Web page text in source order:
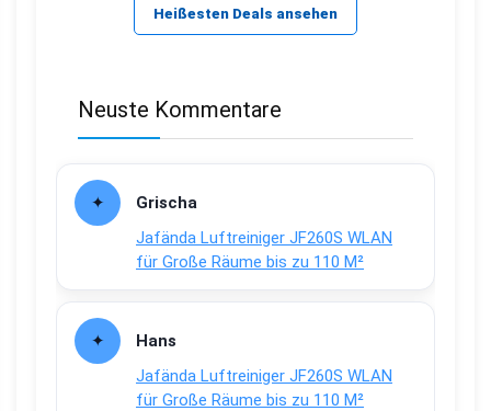
Heißesten Deals ansehen
Neuste Kommentare
Grischa
Jafända Luftreiniger JF260S WLAN
für Große Räume bis zu 110 M²
Hans
Jafända Luftreiniger JF260S WLAN
für Große Räume bis zu 110 M²